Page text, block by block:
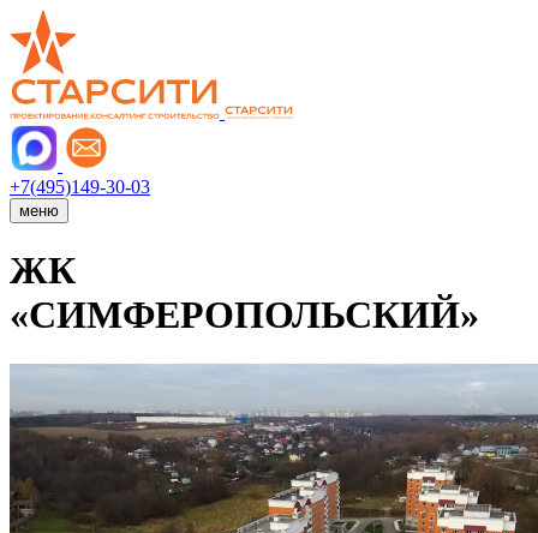
+7(495)149-30-03
меню
ЖК
«СИМФЕРОПОЛЬСКИЙ»